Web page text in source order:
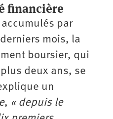
financière
par
mois, la
boursier, qui
deux ans, se
un
, « depuis le